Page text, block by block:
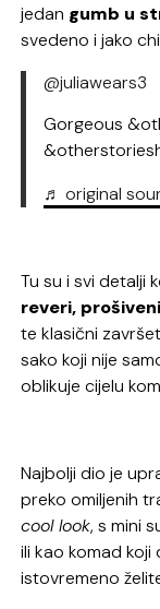
jedan gumb u
svedeno i jako
@juliawears3
Gorgeous
♬ original
Tu su i svi detalji
reveri,
te klasični
sako koji nije
oblikuje cijelu
Najbolji dio je
preko omiljenih
cool look, s mini
ili kao komad
istovremeno